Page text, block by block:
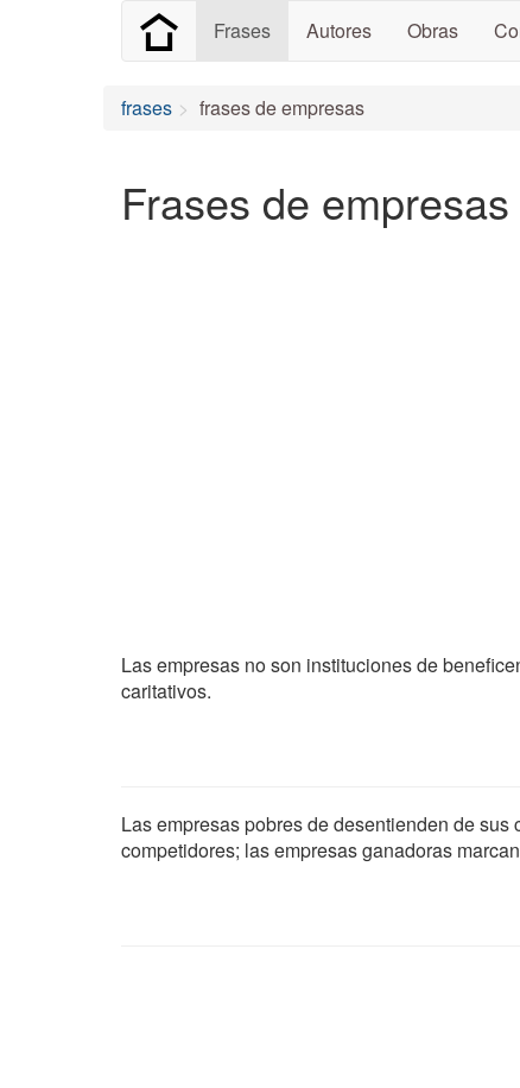
Frases Autores Obras
frases frases de empresas
Frases de empresas
Las empresas no son instituciones de
caritativos.
Las empresas pobres de desentienden de
competidores; las empresas ganadoras